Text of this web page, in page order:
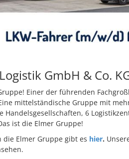
GmbH & Co.
Einer der führenden
mittelständische Gruppe mit
Handelsgesellschaften, 6
ist die Elmer Gruppe!
die Elmer Gruppe gibt es hier.